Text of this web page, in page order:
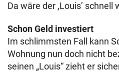
Da wäre der ,Louis’ schnell
Schon Geld investiert
Im schlimmsten Fall kann
Wohnung nun doch nicht
seinen „Louis“ zieht er